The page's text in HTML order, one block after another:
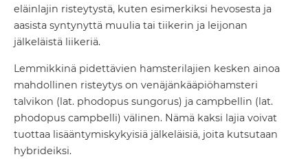
eläinlajin risteytystä, kuten esimerkiksi hevosesta ja
aasista syntynyttä muulia tai tiikerin ja leijonan
jälkeläistä liikeriä.
Lemmikkinä pidettävien hamsterilajien kesken ainoa
mahdollinen risteytys on venäjänkääpiöhamsteri
talvikon (lat. phodopus sungorus) ja campbellin (lat.
phodopus campbelli) välinen. Nämä kaksi lajia voivat
tuottaa lisääntymiskykyisiä jälkeläisiä, joita kutsutaan
hybrideiksi.